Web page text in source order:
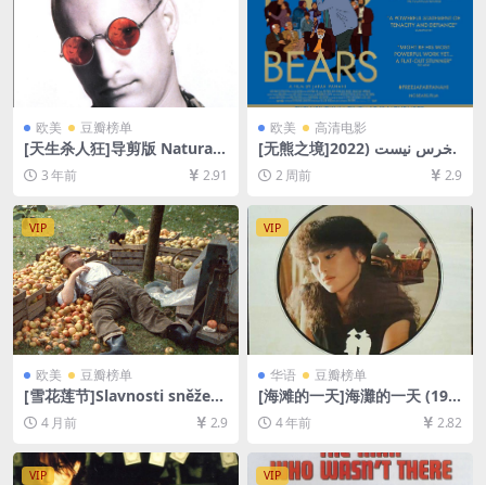
欧美 豆瓣榜单
[天生杀人狂]导剪版 Natural
Born Killers (1994)[百度网盘
+迅雷云盘资源1080P超清未
3 年前 2.91
欧美 高清电影
[无熊之境]خرس نیست (2022)
[百度网盘+夸克网盘1080P超
清未删减资源][网盘在线播放/
2 周前 2.9
VIP
欧美 豆瓣榜单
[雪花莲节]Slavnosti sněžen
ek (1984)[百度网盘+夸克网盘
1080P超清未删减资源][网盘
在线播放/下载][MP4/5.5GB]
[中文字幕]
4 月前 2.9
VIP
华语 豆瓣榜单
[海滩的一天]海灘的一天 (198
3)[百度网盘+迅雷云盘资源10
80P超清未删减][MP4/10GB]
[中文字幕]
4 年前 2.82
VIP VIP